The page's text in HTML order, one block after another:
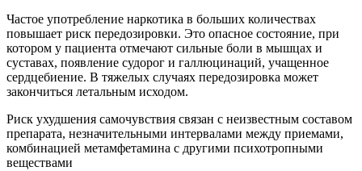
Частое употребление наркотика в больших количествах
повышает риск передозировки. Это опасное состояние, при
котором у пациента отмечают сильные боли в мышцах и
суставах, появление судорог и галлюцинаций, учащенное
сердцебиение. В тяжелых случаях передозировка может
закончиться летальным исходом.
Риск ухудшения самочувствия связан с неизвестным составом
препарата, незначительными интервалами между приемами,
комбинацией метамфетамина с другими психотропными
веществами